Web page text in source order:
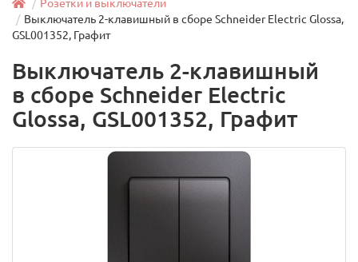
Розетки и выключатели
Выключатель 2-клавишный в сборе Schneider Electric Glossa,
GSL001352, Графит
Выключатель 2-клавишный
в сборе Schneider Electric
Glossa, GSL001352, Графит